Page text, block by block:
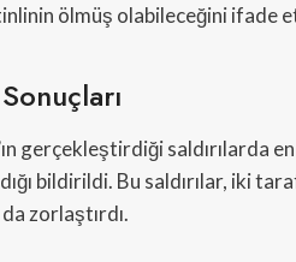
ölmüş olabileceğini ifade
gerçekleştirdiği saldırılarda
bildirildi. Bu saldırılar, iki
zorlaştırdı.